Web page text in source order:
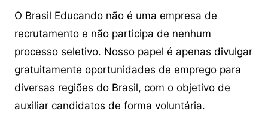
O Brasil Educando não é uma empresa de
recrutamento e não participa de nenhum
processo seletivo. Nosso papel é apenas divulgar
gratuitamente oportunidades de emprego para
diversas regiões do Brasil, com o objetivo de
auxiliar candidatos de forma voluntária.